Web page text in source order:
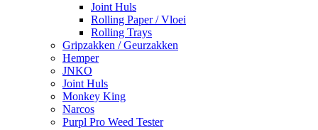
Joint Huls
Rolling Paper / Vloei
Rolling Trays
Gripzakken / Geurzakken
Hemper
JNKO
Joint Huls
Monkey King
Narcos
Purpl Pro Weed Tester